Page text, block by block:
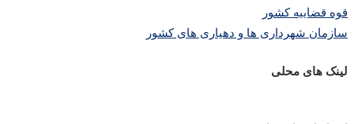
قوه قضاییه کشور
سازمان شهرداری ها و دهیاری های کشور
لینک های محلی